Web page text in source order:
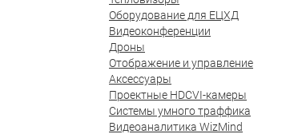
Оборудование для ЕЦХД
Видеоконференции
Дроны
Отображение и управление
Аксессуары
Проектные HDCVI-камеры
Системы умного траффика
Видеоаналитика WizMind